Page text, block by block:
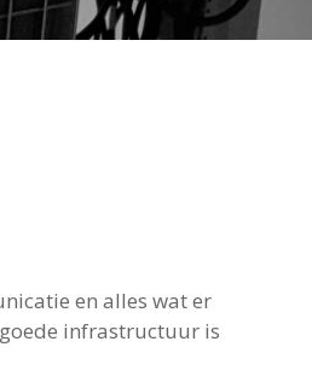
en alles wat er
infrastructuur is